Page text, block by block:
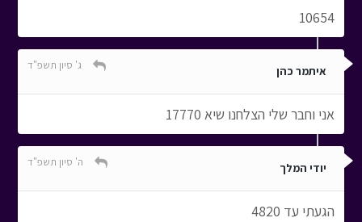
10654
איתמר כהן ג' סיון תשפ"ד
אני וחבר שלי הצלחנו שיא 17770
יודי המלך ה' סיון תשפ"ד
הגעתי עד 4820